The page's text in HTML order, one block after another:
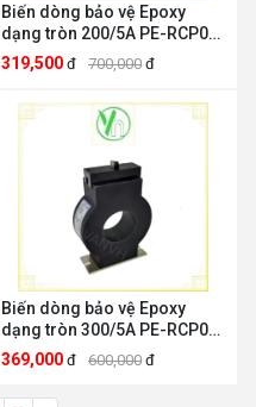
Biến dòng bảo vệ Epoxy
dạng tròn 200/5A PE-RCP03
Precise Electric Precise
Electric PE-RCP03
319,500 đ 700,000 đ
Biến dòng bảo vệ Epoxy
dạng tròn 300/5A PE-RCP05
Precise Electric PE-RCP05
369,000 đ 600,000 đ